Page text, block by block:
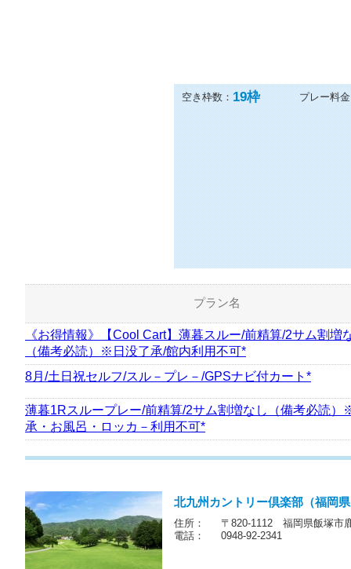
空き枠数： 19枠 プレー料
プラン名
《お得情報》【Cool Cart】薄暮スルー/前精算/2サム割増
（備考必読）※日没了承/館内利用不可*
8月/土日祝セルフ/スル－プレ－/GPSナビ付カート*
薄暮1Rスループレー/前精算/2サム割増なし（備考必読
承・お風呂・ロッカ－利用不可*
北九州カントリー倶楽部（福岡
住所：
〒820-1112 福岡県飯塚市
電話：
0948-92-2341